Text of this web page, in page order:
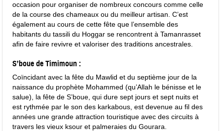
occasion pour organiser de nombreux concours comme celle
de la course des chameaux ou du meilleur artisan. C’est
également au cours de cette fête que l’ensemble des
habitants du tassili du Hoggar se rencontrent à Tamanrasset
afin de faire revivre et valoriser des traditions ancestrales.
S’boue de Timimoun :
Coïncidant avec la fête du Mawlid et du septième jour de la
naissance du prophète Mohammed (qu’Allah le bénisse et le
salue), la fête de S’boue, qui dure sept jours et sept nuits et
est rythmée par le son des karkabous, est devenue au fil des
années une grande attraction touristique avec des circuits à
travers les vieux ksour et palmeraies du Gourara.